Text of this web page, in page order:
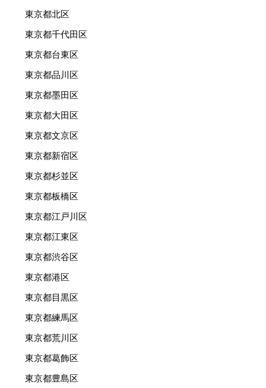
東京都北区
東京都千代田区
東京都台東区
東京都品川区
東京都墨田区
東京都大田区
東京都文京区
東京都新宿区
東京都杉並区
東京都板橋区
東京都江戸川区
東京都江東区
東京都渋谷区
東京都港区
東京都目黒区
東京都練馬区
東京都荒川区
東京都葛飾区
東京都豊島区